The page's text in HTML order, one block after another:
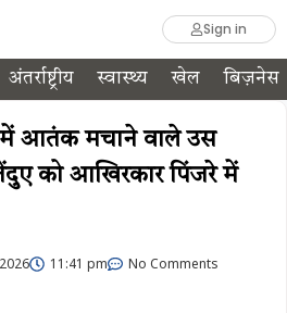
Sign in
अंतर्राष्ट्रीय स्वास्थ्य खेल बिज़नेस
में आतंक मचाने वाले उस
को आखिरकार पिंजरे में
11:41 pm No Comments